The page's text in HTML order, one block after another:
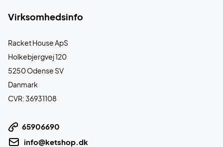
Virksomhedsinfo
Racket House ApS
Holkebjergvej 120
5250 Odense SV
Danmark
CVR: 36931108
65906690
info@ketshop.dk